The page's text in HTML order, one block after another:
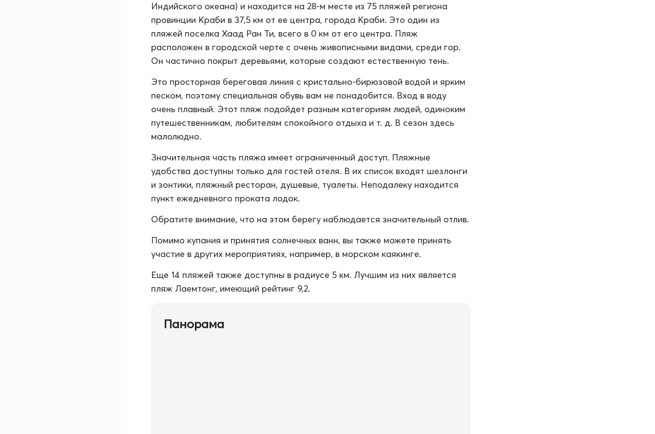
Индийского океана) и находится на 28-м месте из 75 пляжей региона
провинции Краби в 37,5 км от ее центра, города Краби. Это один из
пляжей поселка Хаад Ран Ти, всего в 0 км от его центра. Пляж
расположен в городской черте с очень живописными видами, среди гор.
Он частично покрыт деревьями, которые создают естественную тень.
Это просторная береговая линия с кристально-бирюзовой водой и ярким
песком, поэтому специальная обувь вам не понадобится. Вход в воду
очень плавный. Этот пляж подойдет разным категориям людей, одиноким
путешественникам, любителям спокойного отдыха и т. д. В сезон здесь
малолюдно.
Значительная часть пляжа имеет ограниченный доступ. Пляжные
удобства доступны только для гостей отеля. В их список входят шезлонги
и зонтики, пляжный ресторан, душевые, туалеты. Неподалеку находится
пункт ежедневного проката лодок.
Обратите внимание, что на этом берегу наблюдается значительный отлив.
Помимо купания и принятия солнечных ванн, вы также можете принять
участие в других мероприятиях, например, в морском каякинге.
Еще 14 пляжей также доступны в радиусе 5 км. Лучшим из них является
пляж Лаемтонг, имеющий рейтинг 9,2.
Панорама